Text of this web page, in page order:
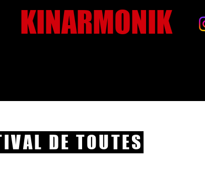
KINARMONIK
DE TOUTES